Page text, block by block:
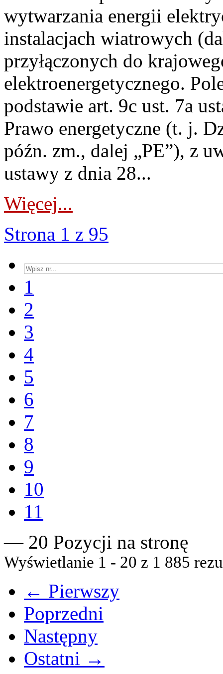
wytwarzania energii
instalacjach wiatrowych
przyłączonych do
elektroenergetycznego.
podstawie art. 9c ust. 7a
Prawo energetyczne (t. j.
późn. zm., dalej „PE”), z
ustawy z dnia 28...
Więcej...
Strona 1 z 95
1
2
3
4
5
6
7
8
9
10
11
— 20 Pozycji na stronę
Wyświetlanie 1 - 20 z 1 885
← Pierwszy
Poprzedni
Następny
Ostatni →